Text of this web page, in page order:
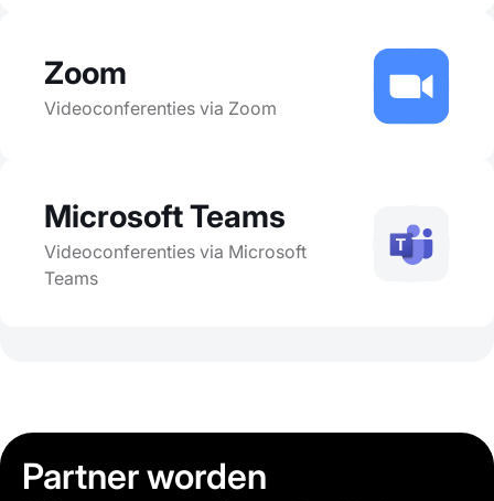
Zoom
Videoconferenties via Zoom
Microsoft Teams
Videoconferenties via Microsoft
Teams
Partner worden